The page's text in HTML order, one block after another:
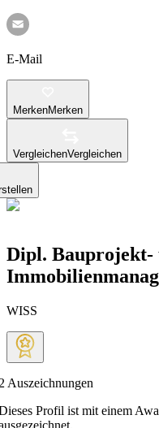
E-Mail
MerkenMerken
VergleichenVergleichen
Dipl. Bauprojekt-
WISS
Auszeichnungen
Profil ist mit einem